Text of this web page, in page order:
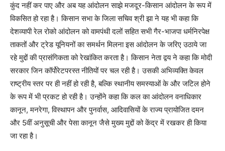
कुंद नहीं कर पाए और अब यह आंदोलन साझे मजदूर-किसान आंदोलन के रूप में
विकसित हो रहा है। किसान सभा के जिला सचिव श्री झा ने यह भी कहा कि
देशव्यापी रेल रोको आंदोलन को वामपंथी दलों सहित सभी गैर-भाजपा धर्मनिरपेक्ष
ताकतों और ट्रेड यूनियनों का समर्थन मिलना इस आंदोलन के जरिए उठाये जा
रहे मुद्दों की प्रासंगिकता को रेखांकित करता है। किसान नेता द्वय ने कहा कि मोदी
सरकार जिन कॉर्पोरेटपरस्त नीतियों पर चल रही है। उसकी अभिव्यक्ति केवल
राष्ट्रीय स्तर पर ही नहीं हो रही है, बल्कि स्थानीय समस्याओं के और जटिल होने
के रूप में भी प्रकट हो रही है। उन्होंने कहा कि कल का आंदोलन वनाधिकार
कानून, मनरेगा, विस्थापन और पुनर्वास, आदिवासियों के राज्य प्रायोजित दमन
और 5वीं अनुसूची और पेसा कानून जैसे मुख्य मुद्दों को केंद्र में रखकर ही किया
जा रहा है।